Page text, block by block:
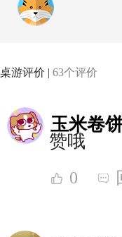
桌游评价 | 63个评价
玉米卷
赞哦
0